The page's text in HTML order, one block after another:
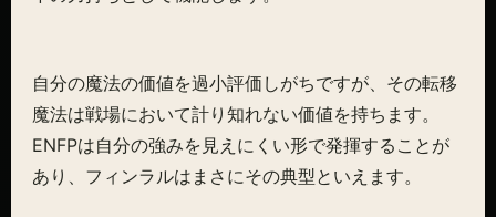
自分の魔法の価値を過小評価しがちですが、その転移
魔法は戦場において計り知れない価値を持ちます。
ENFPは自分の強みを見えにくい形で発揮することが
あり、フィンラルはまさにその典型といえます。